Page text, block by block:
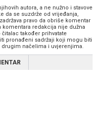
autora, a ne nužno i stavove
da se suzdrže od vrijeđanja,
pravo da obriše komentar
redakcija nije dužna
također prihvatate
pronađeni sadržaji koji mogu biti
načelima i uvjerenjima.